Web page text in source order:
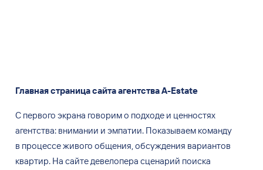
Главная страница сайта агентства A-Estate
С первого экрана говорим о подходе и ценностях
агентства: внимании и эмпатии. Показываем команду
в процессе живого общения, обсуждения вариантов
квартир. На сайте девелопера сценарий поиска